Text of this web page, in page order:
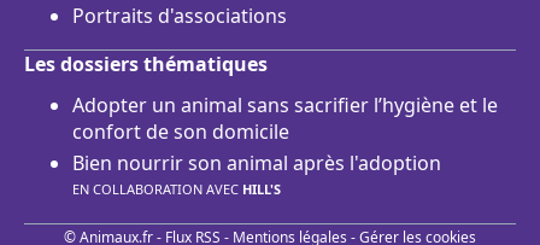
Portraits d'associations
Les dossiers thématiques
Adopter un animal sans sacrifier l’hygiène et le
confort de son domicile
Bien nourrir son animal après l'adoption
EN COLLABORATION AVEC HILL'S
© Animaux.fr - Flux RSS - Mentions légales -Gérer les cookies